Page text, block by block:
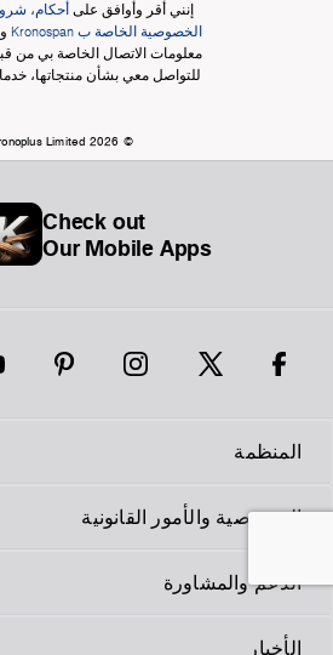
إنني أقر وأوافق على أحكام،
الخصوصية الخاصة ب Kronospan
للتواصل معي بشأن منتجاتها،
© Kronoplus Limited 2026
Check out
Our Mobile Apps
المنظمة
الخصوصية والأمور القانونية
الدعم والمشاورة
الأخبار